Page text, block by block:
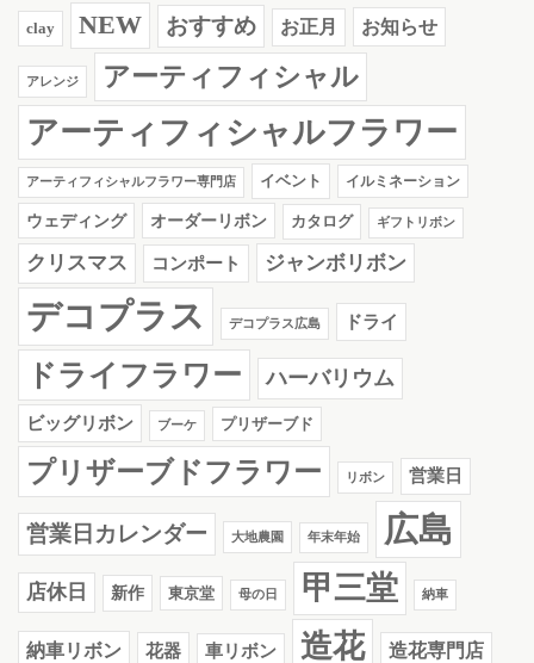
clay NEW おすすめ お正月 お知らせ
アレンジ アーティフィシャル
アーティフィシャルフラワー
アーティフィシャルフラワー専門店 イベント イルミネーション
ウェディング オーダーリボン カタログ ギフトリボン
クリスマス コンポート ジャンボリボン
デコプラス デコプラス広島 ドライ
ドライフラワー ハーバリウム
ビッグリボン ブーケ プリザーブド
プリザーブドフラワー リボン 営業日
営業日カレンダー 大地農園 年末年始 広島
店休日 新作 東京堂 母の日 甲三堂 納車
納車リボン 花器 車リボン 造花 造花専門店